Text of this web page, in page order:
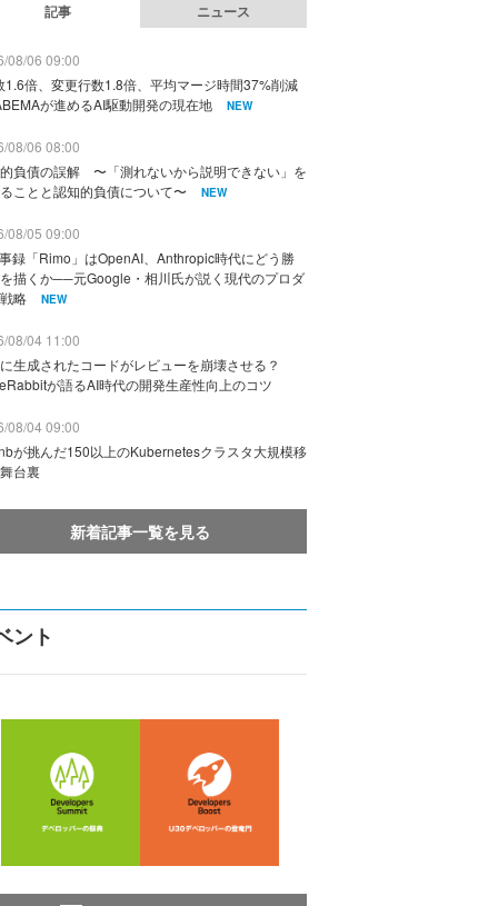
記事 ニュース
08/06 09:00
1.6倍、変更行数1.8倍、平均マージ時間37%削減
が進めるAI駆動開発の現在地
NEW
08/06 08:00
負債の誤解 〜「測れないから説明できない」を
ことと認知的負債について〜
NEW
08/05 09:00
録「Rimo」はOpenAI、Anthropic時代にどう勝
描くか──元Google・相川氏が説く現代のプロダ
略
NEW
08/04 11:00
生成されたコードがレビューを崩壊させる？
が語るAI時代の開発生産性向上のコツ
08/04 09:00
が挑んだ150以上のKubernetesクラスタ大規模移
台裏
新着記事一覧を見る
ント